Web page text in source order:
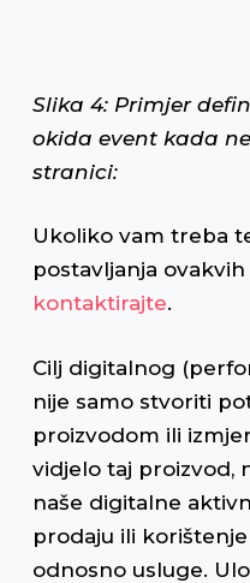
Slika 4: Primjer
okida event kada
stranici:
Ukoliko vam treba
postavljanja ovakvih
kontaktirajte.
Cilj digitalnog
nije samo stvoriti
proizvodom ili
vidjelo taj proizvod,
naše digitalne
prodaju ili
odnosno usluge.